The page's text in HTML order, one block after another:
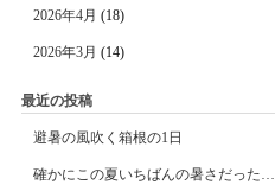
2026年4月 (18)
2026年3月 (14)
最近の投稿
避暑の風吹く箱根の1日
確かにこの夏いちばんの暑さだった…